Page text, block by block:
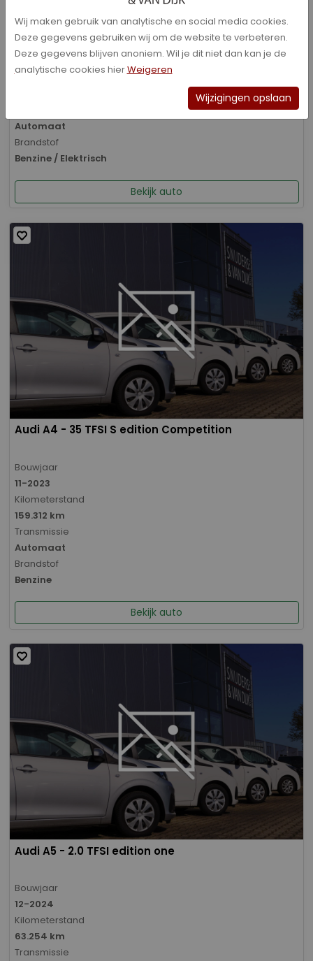
Audi A3 - Sportback 40 TFSI e Advanced edition
Bouwjaar
01-2026
Kilometerstand
Automaat
Brandstof
Benzine / Elektrisch
Bekijk auto
Audi A4 - 35 TFSI S edition Competition
Bouwjaar
11-2023
Kilometerstand
159.312 km
Transmissie
Automaat
Brandstof
Benzine
Bekijk auto
Audi A5 - 2.0 TFSI edition one
Bouwjaar
12-2024
Kilometerstand
63.254 km
Transmissie
Wij maken gebruik van analytische en social media cookies.
Deze gegevens gebruiken wij om de website te verbeteren.
Deze gegevens blijven anoniem. Wil je dit niet dan kan je de
analytische cookies hierWeigeren
Wijzigingen opslaan